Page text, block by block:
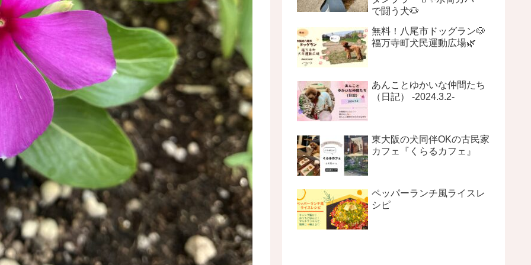
で闘う犬🐶
無料！八尾市ドッグラン🐶
福万寺町犬民運動広場🌿
あんことゆかいな仲間たち
（日記） -2024.3.2-
東大阪の犬同伴OKの古民家
カフェ『くらるカフェ』
ペッパーランチ風ライスレ
シピ